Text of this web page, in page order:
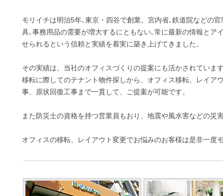
モリイチは明治5年､東京・四谷で創業。宮内省､鉄道院などの
具､事務用品の需要が増大するにともない､常に最新の情報とア
せられるという信頼と実績を着実に築き上げてきました。
その実績は、当社のオフィスづくりの提案にも活かされていま
移転に際してのテナント物件探しから、オフィス移転、レイア
事、原状回復工事まで一貫して、ご提案が可能です。
また防災士の資格を持つ営業員もおり、地震や風水害などの災
オフィスの移転、レイアウト変更でお悩みのお客様は是非一度